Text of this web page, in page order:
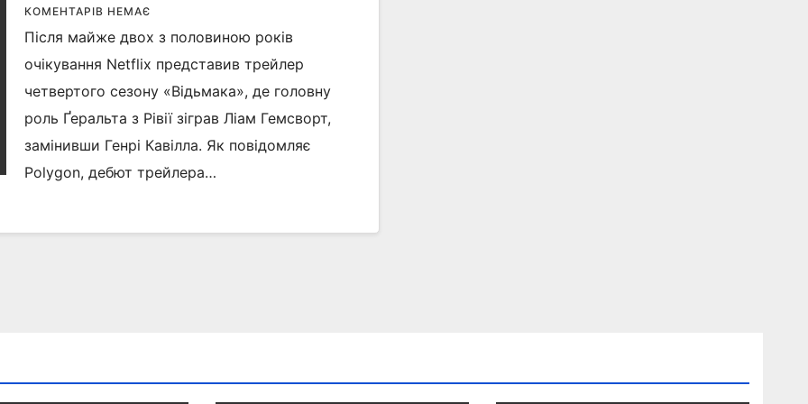
КОМЕНТАРІВ НЕМАЄ
Після майже двох з половиною років
очікування Netflix представив трейлер
четвертого сезону «Відьмака», де головну
роль Ґеральта з Рівії зіграв Ліам Гемсворт,
замінивши Генрі Кавілла. Як повідомляє
Polygon, дебют трейлера…